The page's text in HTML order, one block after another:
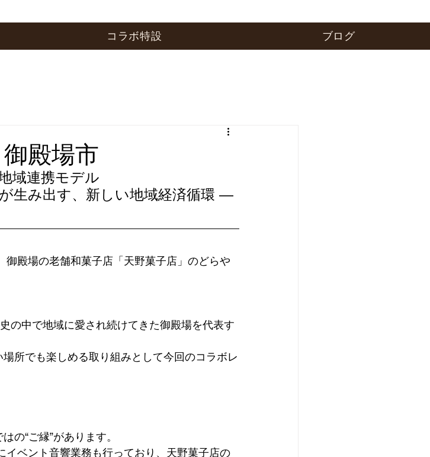
コラボ特設 ブログ
殿場市
域連携モデル
生み出す、新しい地域経済循環 ―
殿場の老舗和菓子店「天野菓子店」のどらや
の中で地域に愛され続けてきた御殿場を代表す
所でも楽しめる取り組みとして今回のコラボレ
の“ご縁”があります。
ベント音響業務も行っており、天野菓子店の